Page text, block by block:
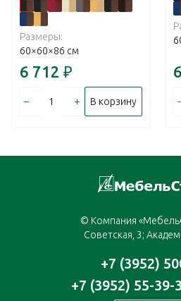
Размеры:
60×60×86 см
6 712 ₽
– + В корзину
© Компания
Советская, 3;
+7 (3952)
+7 (3952) 55-39-